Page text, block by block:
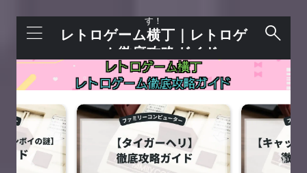
す！
レトロゲーム横丁｜レトロゲ
ーム徹底攻略ガイド